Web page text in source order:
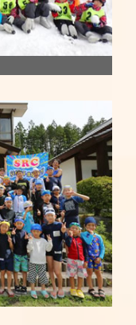
会
・メイト社
年9月4日 巣鴨駅周
日
つり2019」 親子体
室
年3月) -司会